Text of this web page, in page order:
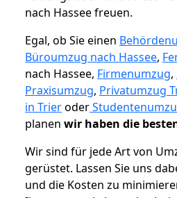
nach Hassee freuen.
Egal, ob Sie einen
Büroumzug nach Hassee,
nach Hassee, Firmenumzug,
Praxisumzug, Privatumzug
in Trieroder
planen wir haben die
Wir sind für jede Art von
gerüstet. Lassen Sie uns
und die Kosten zu